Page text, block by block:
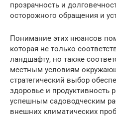
прозрачность и
осторожного обращения и
Понимание этих нюансов
которая не только
ландшафту, но также
местным условиям
стратегический выбор
здоровье и продуктивность
успешным садоводческим
внешних климатических